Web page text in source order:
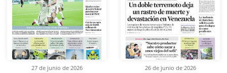
27 de junio de 2026 26 de junio de 2026